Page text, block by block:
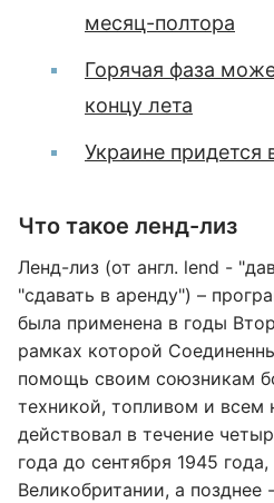
месяц-полтора
Горячая фаза
концу лета
Украине придется
Что такое ленд-лиз
Ленд-лиз (от англ. lend -
"сдавать в аренду") –
была применена в годы
рамках которой
помощь своим союзникам
техникой, топливом и
действовал в течение
года до сентября 1945
Великобритании, а